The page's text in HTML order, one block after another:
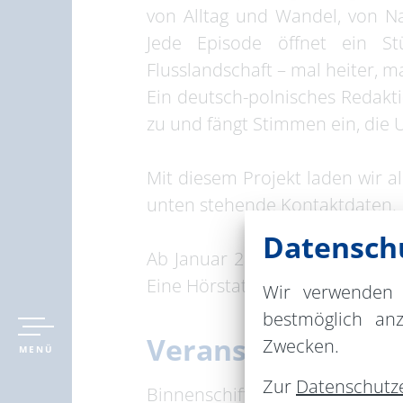
MENÜ
von Alltag und Wandel, von
Jede Episode öffnet ein
Flusslandschaft – mal heiter,
Ein deutsch-polnisches
zu und fängt Stimmen ein, die
Mit diesem Projekt laden wir
unten stehende Kontaktdaten.
Ab Januar 2026 erscheint
Eine Hörstation im
Veranstaltungsort
Binnenschifffahrts-Museum
Wir
bestmöglich
Zwecken.
Zur